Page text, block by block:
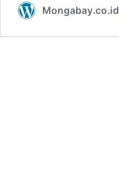
Mongabay.co.id